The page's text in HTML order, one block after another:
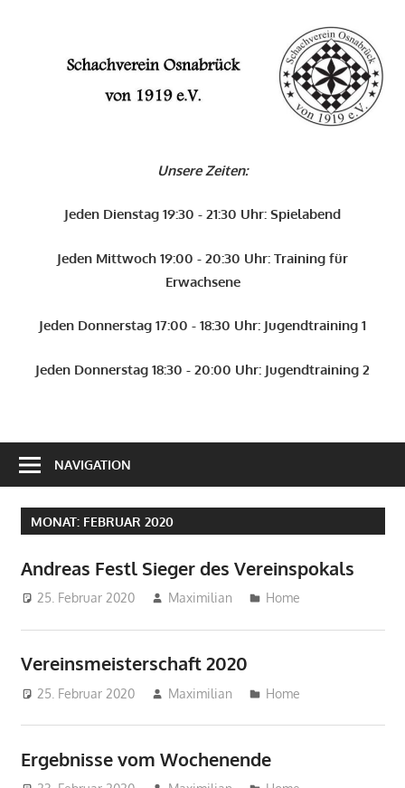
Unsere Zeiten:
Jeden Dienstag 19:30 - 21:30 Uhr: Spielabend
Jeden Mittwoch 19:00 - 20:30 Uhr: Training für
Erwachsene
Jeden Donnerstag 17:00 - 18:30 Uhr: Jugendtraining 1
Jeden Donnerstag 18:30 - 20:00 Uhr: Jugendtraining 2
NAVIGATION
MONAT: FEBRUAR 2020
Andreas Festl Sieger des Vereinspokals
25. Februar 2020 Maximilian Home
Vereinsmeisterschaft 2020
25. Februar 2020 Maximilian Home
Ergebnisse vom Wochenende